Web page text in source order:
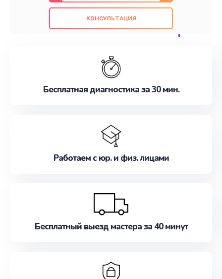
также гарантируем качество всех
проведенных работ. Наша цель - предоставить
наилучшим образом. Не медлите записаться на
КОНСУЛЬТАЦИЯ
Бесплатная диагностика за 30 мин.
Работаем с юр. и физ. лицами
Бесплатный выезд мастера за 40 минут